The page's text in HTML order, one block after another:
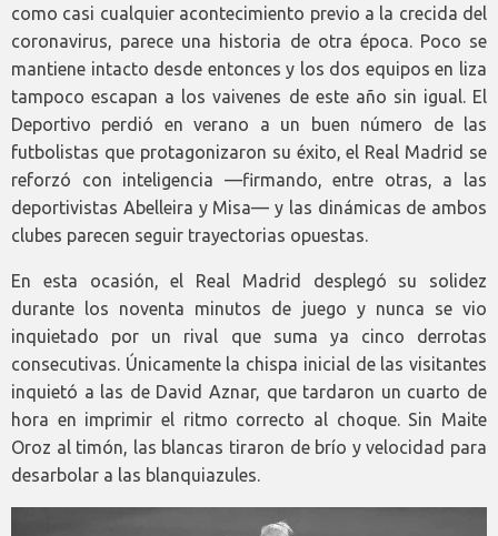
como casi cualquier acontecimiento previo a la crecida del
coronavirus, parece una historia de otra época. Poco se
mantiene intacto desde entonces y los dos equipos en liza
tampoco escapan a los vaivenes de este año sin igual. El
Deportivo perdió en verano a un buen número de las
futbolistas que protagonizaron su éxito, el Real Madrid se
reforzó con inteligencia —firmando, entre otras, a las
deportivistas Abelleira y Misa— y las dinámicas de ambos
clubes parecen seguir trayectorias opuestas.
En esta ocasión, el Real Madrid desplegó su solidez
durante los noventa minutos de juego y nunca se vio
inquietado por un rival que suma ya cinco derrotas
consecutivas. Únicamente la chispa inicial de las visitantes
inquietó a las de David Aznar, que tardaron un cuarto de
hora en imprimir el ritmo correcto al choque. Sin Maite
Oroz al timón, las blancas tiraron de brío y velocidad para
desarbolar a las blanquiazules.